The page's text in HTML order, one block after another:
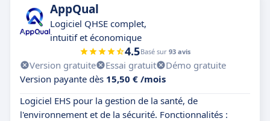
AppQual
Logiciel QHSE complet,
intuitif et économique
4.5Basé sur 93 avis
Version gratuite Essai gratuit
Démo gratuite
Version payante dès 15,50 € /mois
Logiciel EHS pour la gestion de la santé, de
l'environnement et de la sécurité. Fonctionnalités :